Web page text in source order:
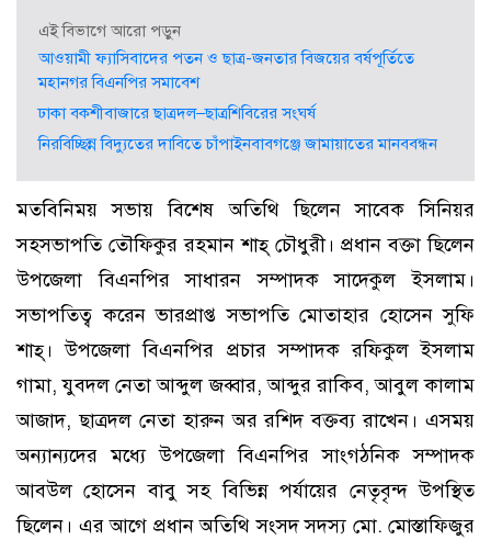
এই বিভাগে আরো পড়ুন
আওয়ামী ফ্যাসিবাদের পতন ও ছাত্র-জনতার বিজয়ের বর্ষপূর্তিতে
মহানগর বিএনপির সমাবেশ
ঢাকা বকশীবাজারে ছাত্রদল–ছাত্রশিবিরের সংঘর্ষ
নিরবিচ্ছিন্ন বিদ্যুতের দাবিতে চাঁপাইনবাবগঞ্জে জামায়াতের মানববন্ধন
মতবিনিময় সভায় বিশেষ অতিথি ছিলেন সাবেক সিনিয়র
সহসভাপতি তৌফিকুর রহমান শাহ্ চৌধুরী। প্রধান বক্তা ছিলেন
উপজেলা বিএনপির সাধারন সম্পাদক সাদেকুল ইসলাম।
সভাপতিত্ব করেন ভারপ্রাপ্ত সভাপতি মোতাহার হোসেন সুফি
শাহ্। উপজেলা বিএনপির প্রচার সম্পাদক রফিকুল ইসলাম
গামা, যুবদল নেতা আব্দুল জব্বার, আব্দুর রাকিব, আবুল কালাম
আজাদ, ছাত্রদল নেতা হারুন অর রশিদ বক্তব্য রাখেন। এসময়
অন্যান্যদের মধ্যে উপজেলা বিএনপির সাংগঠনিক সম্পাদক
আবউল হোসেন বাবু সহ বিভিন্ন পর্যায়ের নেতৃবৃন্দ উপস্থিত
ছিলেন। এর আগে প্রধান অতিথি সংসদ সদস্য মো. মোস্তাফিজুর